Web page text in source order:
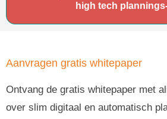
high tech
Aanvragen gratis whitepaper
Ontvang de gratis whitepaper met
over slim digitaal en automatisch